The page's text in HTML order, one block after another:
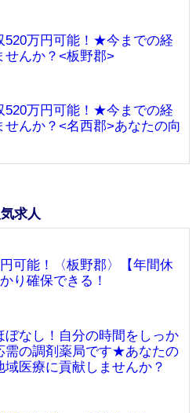
520万円可能！★今までの経
せんか？<板野郡>
520万円可能！★今までの経
んか？<名西郡>あなたの向
求人
可能！〈板野郡〉【年間休
り確保できる！
ぼなし！自分の時間をしっか
需の調剤薬局です★あなたの
医療に貢献しませんか？